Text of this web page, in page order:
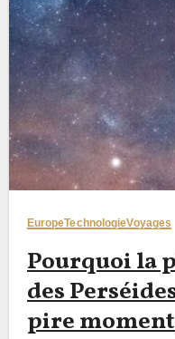
EuropeTechnologieVoyages
Pourquoi la
des
pire